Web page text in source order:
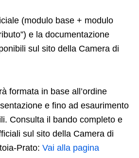
(modulo base + modulo
e la documentazione
sul sito della Camera di
formata in base all’ordine
e fino ad esaurimento
Consulta il bando completo e
sul sito della Camera di
Prato: Vai alla pagina